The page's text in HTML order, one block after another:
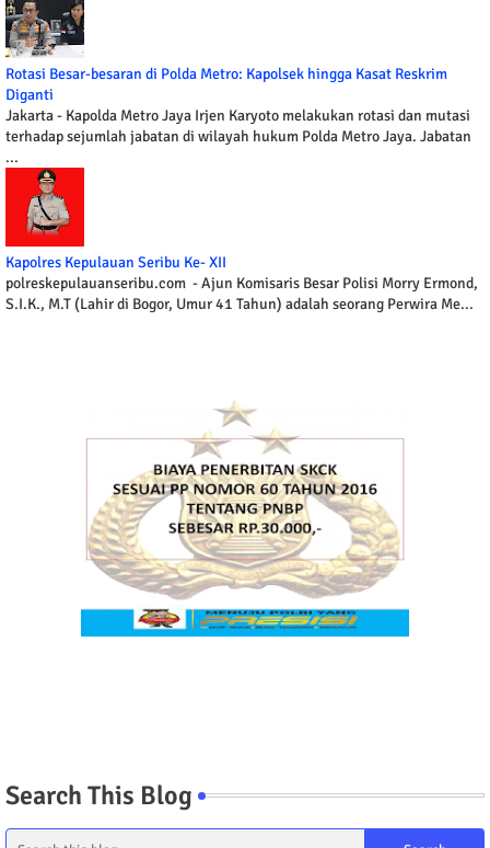
Rotasi Besar-besaran di Polda Metro: Kapolsek hingga Kasat Reskrim
Diganti
Jakarta - Kapolda Metro Jaya Irjen Karyoto melakukan rotasi dan mutasi
terhadap sejumlah jabatan di wilayah hukum Polda Metro Jaya. Jabatan
...
Kapolres Kepulauan Seribu Ke- XII
polreskepulauanseribu.com - Ajun Komisaris Besar Polisi Morry Ermond,
S.I.K., M.T (Lahir di Bogor, Umur 41 Tahun) adalah seorang Perwira Me...
Search This Blog